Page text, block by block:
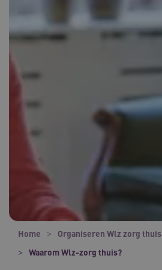
Home
Organiseren Wlz zorg thuis
Waarom Wlz-zorg thuis?